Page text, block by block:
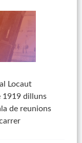
Locaut
1919 dilluns
de reunions